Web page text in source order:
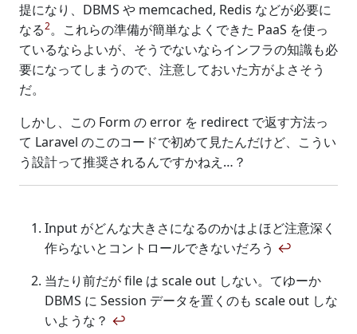
提になり、DBMS や memcached, Redis などが必要に
なる2。これらの準備が簡単なよくできた PaaS を使っ
ているならよいが、そうでないならインフラの知識も必
要になってしまうので、注意しておいた方がよさそう
だ。
しかし、この Form の error を redirect で返す方法っ
て Laravel のこのコードで初めて見たんだけど、こうい
う設計って推奨されるんですかねえ…？
Input がどんな大きさになるのかはよほど注意深く
作らないとコントロールできないだろう ↩
当たり前だが file は scale out しない。てゆーか
DBMS に Session データを置くのも scale out しな
いような？ ↩